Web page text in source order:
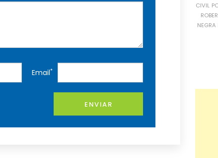
Email*
ENVIAR
CIVIL
NEGRA